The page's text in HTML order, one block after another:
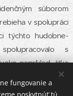
súborom
v spolupráci
týchto hudobne-
s
napríklad Jitka
Somr, Vladimír
fungovanie a